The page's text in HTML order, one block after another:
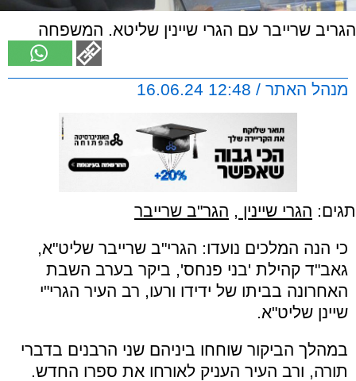
הגריב שרייבר עם הגרי שיינין שליטא. המשפחה
מנהל האתר / 12:48 16.06.24
תגים: הגרי שיינין , הגר"ב שרייבר
כי הנה המלכים נועדו: הגרי"ב שרייבר שליט"א,
גאב"ד קהילת 'בני פנחס', ביקר בערב השבת
האחרונה בביתו של ידידו ורעו, רב העיר הגרי"י
שיינן שליט"א.
במהלך הביקור שוחחו ביניהם שני הרבנים בדברי
תורה, ורב העיר העניק לאורחו את ספרו החדש.